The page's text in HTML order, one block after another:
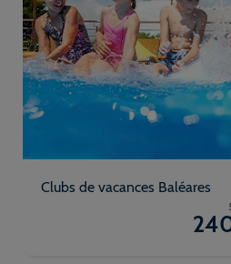
Clubs de vacances Baléares